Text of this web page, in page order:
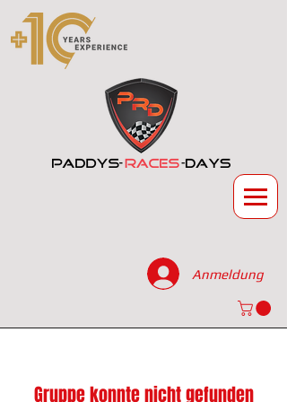
Anmeldung
Gruppe konnte nicht gefunden